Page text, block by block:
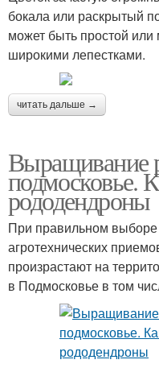
бокала или раскрытый
может быть простой
широкими лепестками.
читать дальше →
Выращивание
подмосковье.
рододендроны
При правильном
агротехнических
произрастают на
в Подмосковье в том